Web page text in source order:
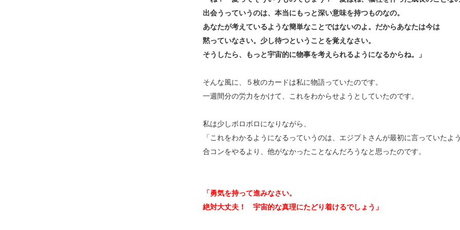
出会うっていうのは、本当にもっと深い意味を持つものなの。
あなたが考えているような簡単なことではないのよ。だからあなたは今は
黙っていなさい。少し待つということを覚えなさい。
そうしたら、もっと宇宙的に物事を考えられるようになるからね。」
そんな風に、５枚のカードは私に物語っていたのです。
一週間分の労力をかけて、これをわからせようとしていたのです。
私は少しボロボロになりながら、
「これをわかるようになるっていうのは、エジプトさんが最初に言っていたよ
合コンをやるより、他がなかったことなんだろうなと思ったのです。
「勇気を持って進みなさい。
絶対大丈夫！ 宇宙的な真理にたどり着けるでしょう」